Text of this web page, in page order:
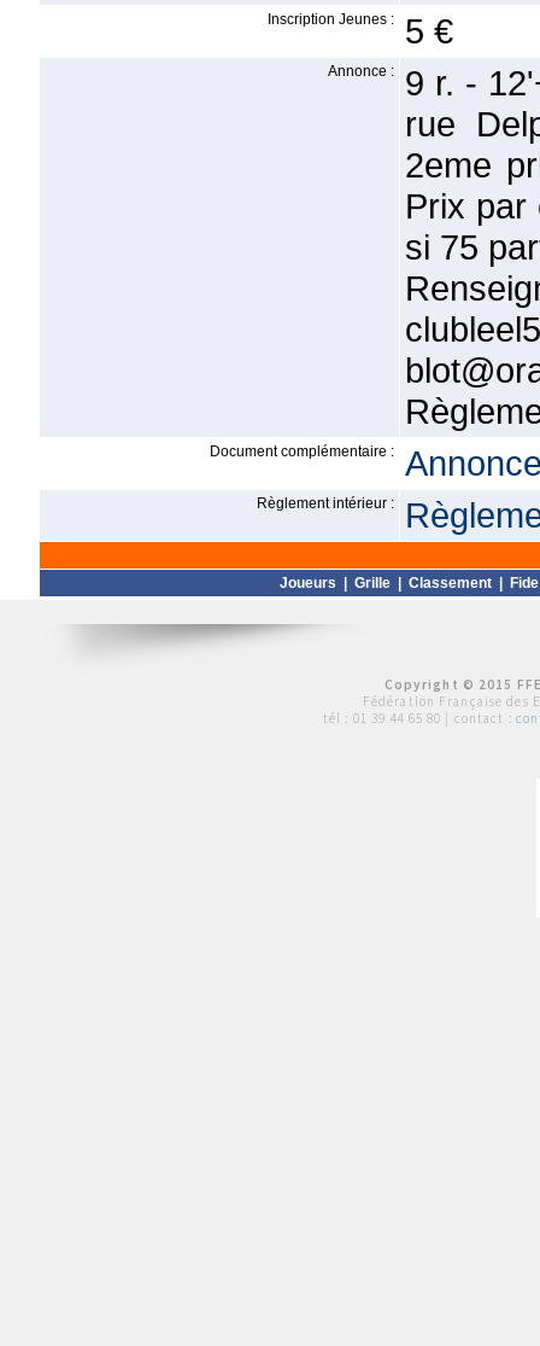
Inscription Jeunes : 5 €
Annonce :
9 r. -
rue
2eme
Prix par
si 75
Document complémentaire :
Règlement intérieur :
Joueurs Grille Classement Fide
Copyright © 2015
Fédération Française des
tél : 01 39 44 65 80 | contact :